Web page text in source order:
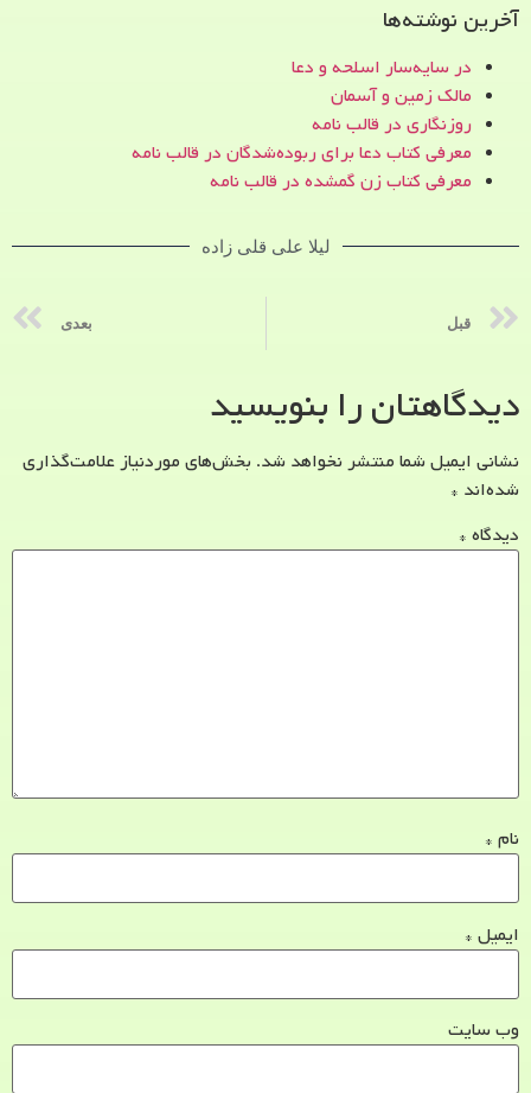
آخرین نوشته‌ها
در سایه‌سار اسلحه و دعا
مالک زمین و آسمان
روزنگاری در قالب نامه
معرفی کتاب دعا برای ربوده‌شدگان در قالب نامه
معرفی کتاب زن‌ گمشده در قالب نامه
لیلا علی قلی زاده
قبل بعدی
دیدگاهتان را بنویسید
نشانی ایمیل شما منتشر نخواهد شد. بخش‌های موردنیاز علامت‌گذاری
شده‌اند *
دیدگاه *
نام *
ایمیل *
وب‌ سایت